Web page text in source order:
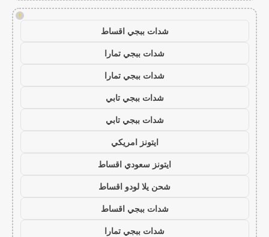
!
شدات ببجي اقساط
شدات ببجي تمارا
شدات ببجي تمارا
شدات ببجي تابي
شدات ببجي تابي
ايتونز امريكي
ايتونز سعودي اقساط
شحن يلا لودو اقساط
شدات ببجي اقساط
شدات ببجي تمارا